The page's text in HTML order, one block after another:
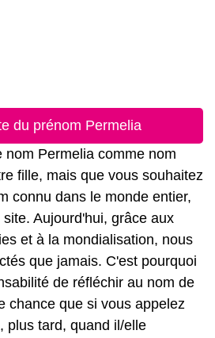
du prénom Permelia
nom Permelia comme nom
fille, mais que vous souhaitez
connu dans le monde entier,
Aujourd'hui, grâce aux
et à la mondialisation, nous
que jamais. C'est pourquoi
de réfléchir au nom de
chance que si vous appelez
plus tard, quand il/elle